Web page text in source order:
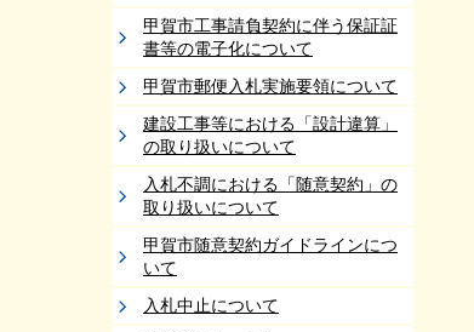
甲賀市工事請負契約に伴う保証証
書等の電子化について
甲賀市郵便入札実施要領について
建設工事等における「設計違算」
の取り扱いについて
入札不調における「随意契約」の
取り扱いについて
甲賀市随意契約ガイドラインにつ
いて
入札中止について